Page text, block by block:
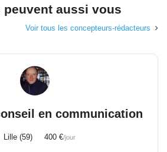
peuvent aussi vous
Voir tous les concepteurs-rédacteurs
en communication
(59) 400 €/jour